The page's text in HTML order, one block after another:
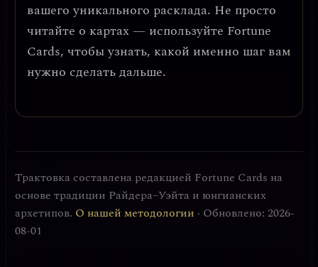
вашего уникального расклада. Не просто
читайте о картах — используйте Fortune
Cards, чтобы узнать, какой именно шаг вам
нужно сделать дальше.
Трактовка составлена редакцией Fortune Cards на
основе традиции Райдера–Уэйта и юнгианских
архетипов. О нашей методологии · Обновлено: 2026-
08-01